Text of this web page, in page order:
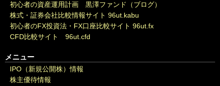
初心者の資産運用計画 黒澤ファンド（ブログ）
株式・証券会社比較情報サイト 96ut.kabu
初心者のFX投資法・FX口座比較サイト 96ut.fx
CFD比較サイト 96ut.cfd
メニュー
IPO（新規公開株）情報
株主優待情報